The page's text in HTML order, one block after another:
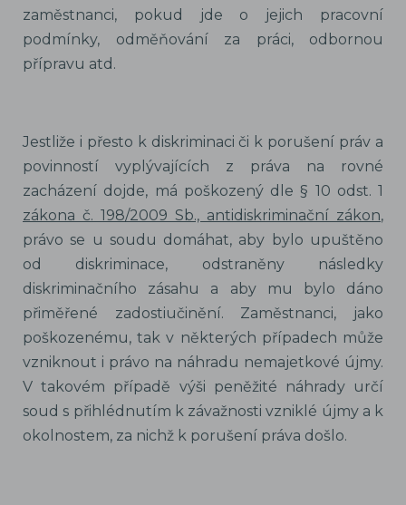
zaměstnanci, pokud jde o jejich pracovní
podmínky, odměňování za práci, odbornou
přípravu atd.
Jestliže i přesto k diskriminaci či k porušení práv a
povinností vyplývajících z práva na rovné
zacházení dojde, má poškozený dle § 10 odst. 1
zákona č. 198/2009 Sb., antidiskriminační zákon,
právo se u soudu domáhat, aby bylo upuštěno
od diskriminace, odstraněny následky
diskriminačního zásahu a aby mu bylo dáno
přiměřené zadostiučinění. Zaměstnanci, jako
poškozenému, tak v některých případech může
vzniknout i právo na náhradu nemajetkové újmy.
V takovém případě výši peněžité náhrady určí
soud s přihlédnutím k závažnosti vzniklé újmy a k
okolnostem, za nichž k porušení práva došlo.